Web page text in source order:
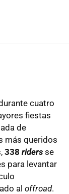
cuatro
fiestas
de
más queridos
338 riders se
para levantar
al offroad.